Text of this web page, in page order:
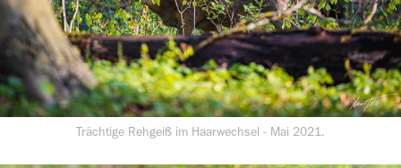
Trächtige Rehgeiß im Haarwechsel - Mai 2021.